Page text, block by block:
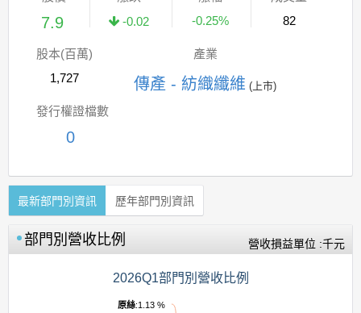
7.9
-0.02
-0.25%
82
股本(百萬)
1,727
產業
傳產 - 紡織纖維 (上市)
發行權證檔數
0
最新部門別資訊 歷年部門別資訊
部門別營收比例 營收損益單位 :千元
2026Q1部門別營收比例
原絲:1.13 %